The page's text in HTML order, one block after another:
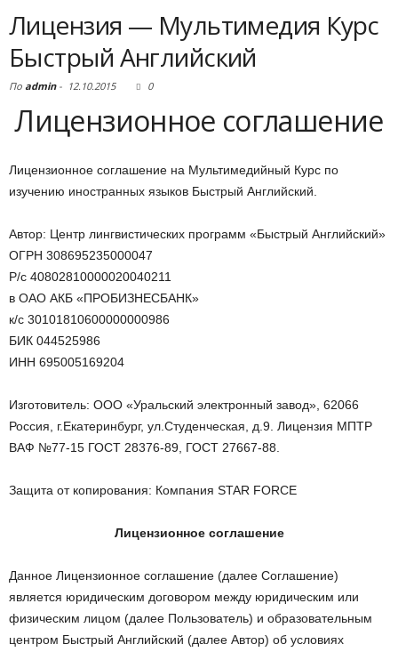
Лицензия — Мультимедия Курс
Быстрый Английский
По admin- 12.10.2015 0
Лицензионное соглашение
Лицензионное соглашение на Мультимедийный Курс по
изучению иностранных языков Быстрый Английский.
Автор: Центр лингвистических программ «Быстрый Английский»
ОГРН 308695235000047
Р/с 40802810000020040211
в ОАО АКБ «ПРОБИЗНЕСБАНК»
к/с 30101810600000000986
БИК 044525986
ИНН 695005169204
Изготовитель: ООО «Уральский электронный завод», 62066
Россия, г.Екатеринбург, ул.Студенческая, д.9. Лицензия МПТР
ВАФ №77-15 ГОСТ 28376-89, ГОСТ 27667-88.
Защита от копирования: Компания STAR FORCE
Лицензионное соглашение
Данное Лицензионное соглашение (далее Соглашение)
является юридическим договором между юридическим или
физическим лицом (далее Пользователь) и образовательным
центром Быстрый Английский (далее Автор) об условиях